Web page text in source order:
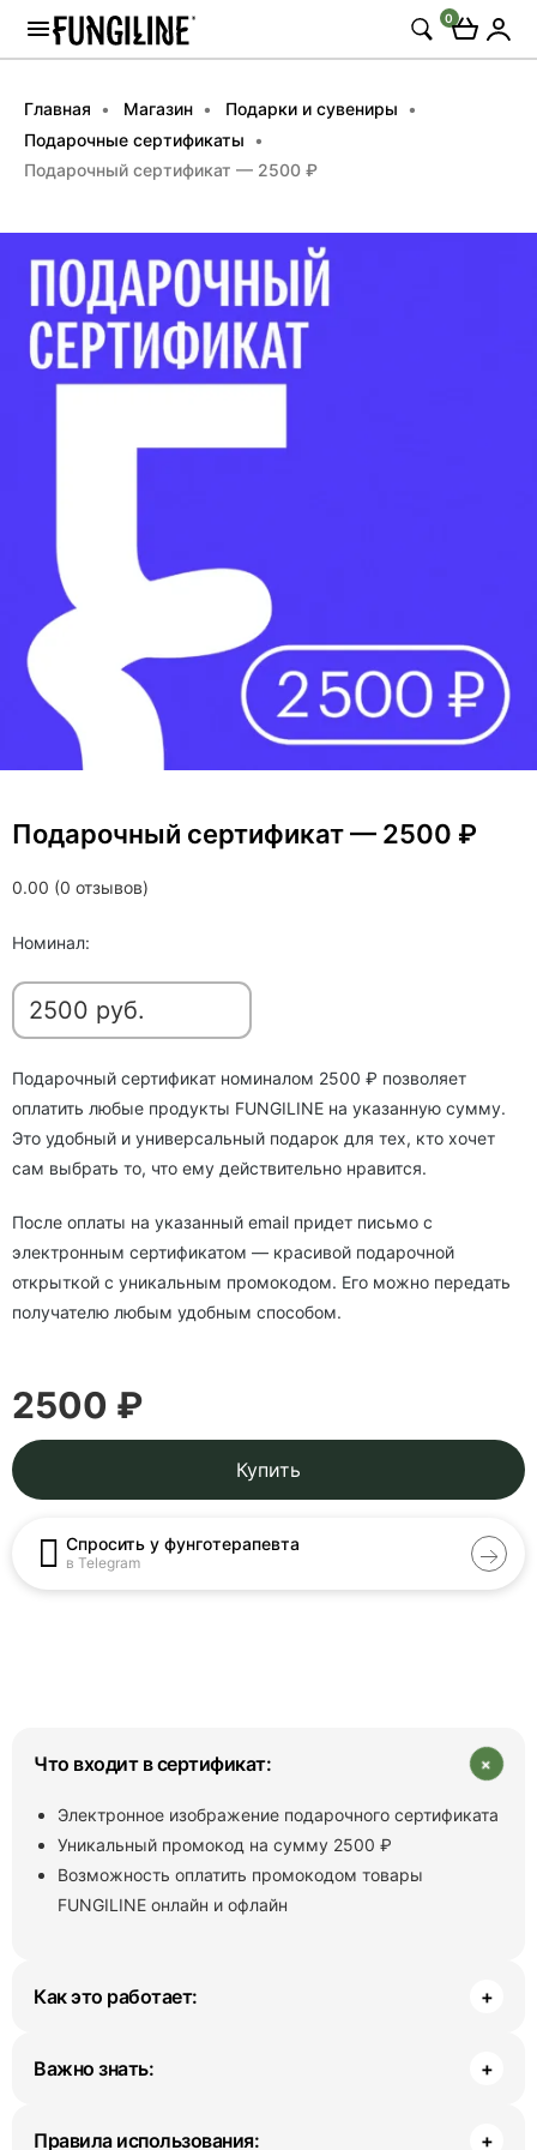
0
Главная Магазин
Подарки и сувениры
Подарочные сертификаты
Подарочный сертификат — 2500 ₽
0.00 (0 отзывов)
Подарочный сертификат — 2500 ₽
Номинал:
Подарочный сертификат номиналом 2500 ₽ позволяет
оплатить любые продукты FUNGILINE на указанную сумму.
Это удобный и универсальный подарок для тех, кто хочет
сам выбрать то, что ему действительно нравится.
После оплаты на указанный email придет письмо с
электронным сертификатом — красивой подарочной
открыткой с уникальным промокодом. Его можно передать
получателю любым удобным способом.
2500 ₽
Купить
Спросить у фунготерапевта
в Telegram
Что входит в сертификат: +
Электронное изображение подарочного сертификата
Уникальный промокод на сумму 2500 ₽
Возможность оплатить промокодом товары
FUNGILINE онлайн и офлайн
Как это работает: +
Важно знать: +
Правила использования: +